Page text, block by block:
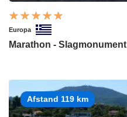
Europa
Marathon - Slagmonument
Afstand 119 km